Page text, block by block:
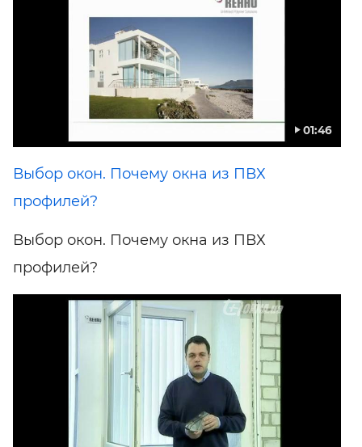
01:46
Выбор окон. Почему окна из ПВХ
профилей?
Выбор окон. Почему окна из ПВХ
профилей?